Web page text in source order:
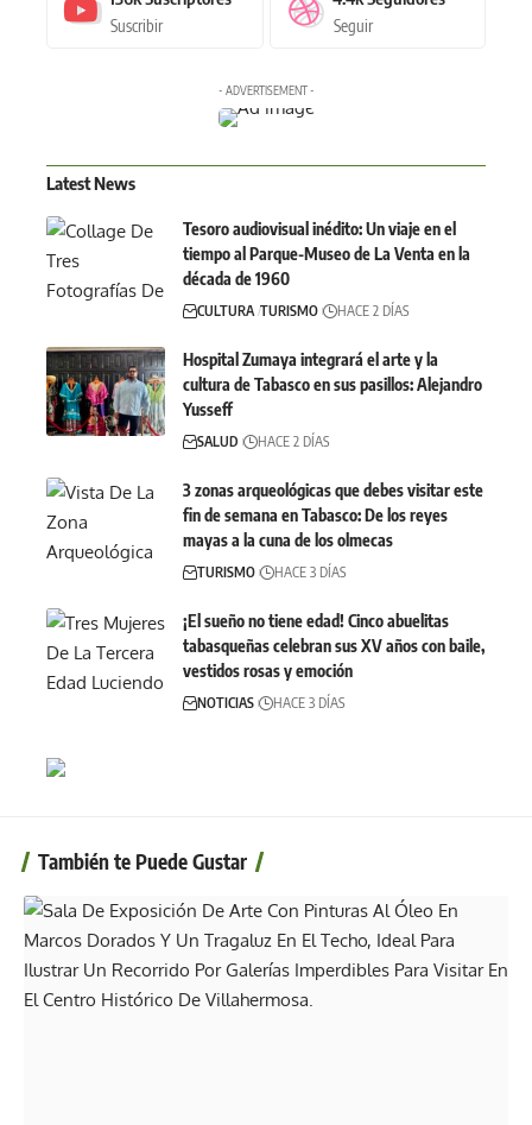
Suscribir Seguir
- ADVERTISEMENT -
Latest News
Tesoro audiovisual inédito: Un viaje en el
tiempo al Parque-Museo de La Venta en la
década de 1960
CULTURA TURISMO HACE 2 DÍAS
Hospital Zumaya integrará el arte y la
cultura de Tabasco en sus pasillos: Alejandro
Yusseff
SALUD HACE 2 DÍAS
3 zonas arqueológicas que debes visitar este
fin de semana en Tabasco: De los reyes
mayas a la cuna de los olmecas
TURISMO HACE 3 DÍAS
¡El sueño no tiene edad! Cinco abuelitas
tabasqueñas celebran sus XV años con baile,
vestidos rosas y emoción
NOTICIAS HACE 3 DÍAS
También te Puede Gustar